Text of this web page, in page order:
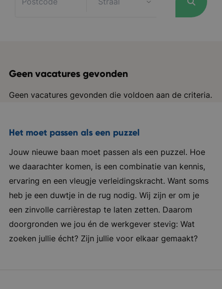
Geen vacatures gevonden
Geen vacatures gevonden die voldoen aan de criteria.
Het moet passen als een puzzel
Jouw nieuwe baan moet passen als een puzzel. Hoe
we daarachter komen, is een combinatie van kennis,
ervaring en een vleugje verleidingskracht. Want soms
heb je een duwtje in de rug nodig. Wij zijn er om je
een zinvolle carrièrestap te laten zetten. Daarom
doorgronden we jou én de werkgever stevig: Wat
zoeken jullie écht? Zijn jullie voor elkaar gemaakt?